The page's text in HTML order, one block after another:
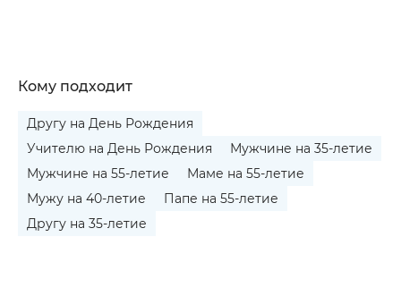
Кому подходит
Другу на День Рождения
Учителю на День Рождения
Мужчине на 35-летие
Мужчине на 55-летие
Маме на 55-летие
Мужу на 40-летие
Папе на 55-летие
Другу на 35-летие